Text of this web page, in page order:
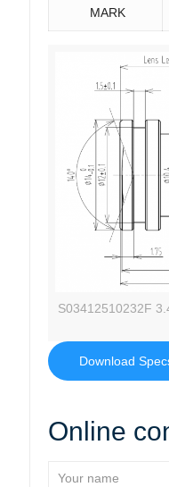
MARK
S03412510232F
Download
Online